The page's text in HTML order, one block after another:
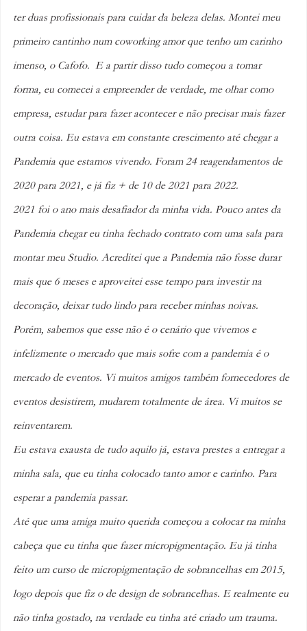
ter duas profissionais para cuidar da beleza delas. Montei meu
primeiro cantinho num coworking amor que tenho um carinho
imenso, o Cafofo.  E a partir disso tudo começou a tomar
forma, eu comecei a empreender de verdade, me olhar como
empresa, estudar para fazer acontecer e não precisar mais fazer
outra coisa. Eu estava em constante crescimento até chegar a
Pandemia que estamos vivendo. Foram 24 reagendamentos de
2020 para 2021, e já fiz + de 10 de 2021 para 2022.
2021 foi o ano mais desafiador da minha vida. Pouco antes da
Pandemia chegar eu tinha fechado contrato com uma sala para
montar meu Studio. Acreditei que a Pandemia não fosse durar
mais que 6 meses e aproveitei esse tempo para investir na
decoração, deixar tudo lindo para receber minhas noivas.
Porém, sabemos que esse não é o cenário que vivemos e
infelizmente o mercado que mais sofre com a pandemia é o
mercado de eventos. Vi muitos amigos também fornecedores de
eventos desistirem, mudarem totalmente de área. Vi muitos se
reinventarem.
Eu estava exausta de tudo aquilo já, estava prestes a entregar a
minha sala, que eu tinha colocado tanto amor e carinho. Para
esperar a pandemia passar.
Até que uma amiga muito querida começou a colocar na minha
cabeça que eu tinha que fazer micropigmentação. Eu já tinha
feito um curso de micropigmentação de sobrancelhas em 2015,
logo depois que fiz o de design de sobrancelhas. E realmente eu
não tinha gostado, na verdade eu tinha até criado um trauma.